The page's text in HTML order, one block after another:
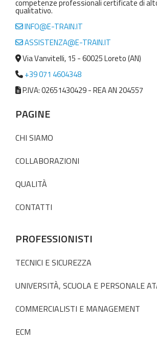
competenze professionali certificate di
qualitativo.
INFO@E-TRAIN.IT
ASSISTENZA@E-TRAIN.IT
Via Vanvitelli, 15 - 60025 Loreto (AN)
+39 071 4604348
P.IVA: 02651430429 - REA AN 204557
PAGINE
CHI SIAMO
COLLABORAZIONI
QUALITÀ
CONTATTI
PROFESSIONISTI
TECNICI E SICUREZZA
UNIVERSITÀ, SCUOLA E PERSONALE
COMMERCIALISTI E MANAGEMENT
ECM